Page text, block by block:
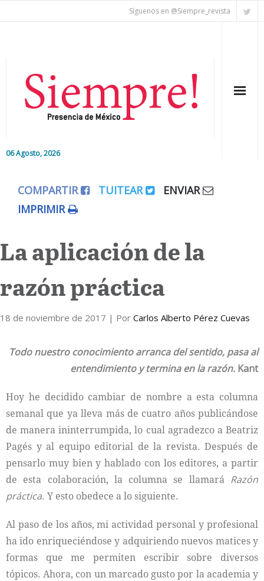
Síguenos en @Siempre_revista
06 Agosto, 2026
Editorial
Colaboradores
Internacional
Cultura
COMPARTIR TUITEAR
ENVIAR
IMPRIMIR
La aplicación de la
razón práctica
18 de noviembre de 2017 | Por Carlos Alberto Pérez Cuevas
Todo nuestro conocimiento arranca del sentido, pasa al
entendimiento y termina en la razón. Kant
Hoy he decidido cambiar de nombre a esta columna
semanal que ya lleva más de cuatro años publicándose
de manera ininterrumpida, lo cual agradezco a Beatriz
Pagés y al equipo editorial de la revista. Después de
pensarlo muy bien y hablado con los editores, a partir
de esta colaboración, la columna se llamará Razón
práctica. Y esto obedece a lo siguiente.
Al paso de los años, mi actividad personal y profesional
ha ido enriqueciéndose y adquiriendo nuevos matices y
formas que me permiten escribir sobre diversos
tópicos. Ahora, con un marcado gusto por la academia y